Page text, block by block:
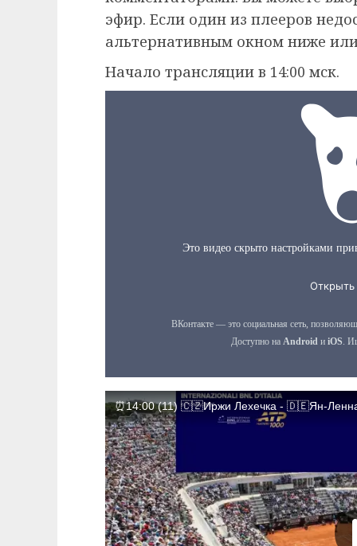
эфир. Если один из плееров
альтернативным окном ниже
Начало трансляции в 14:00 мск.